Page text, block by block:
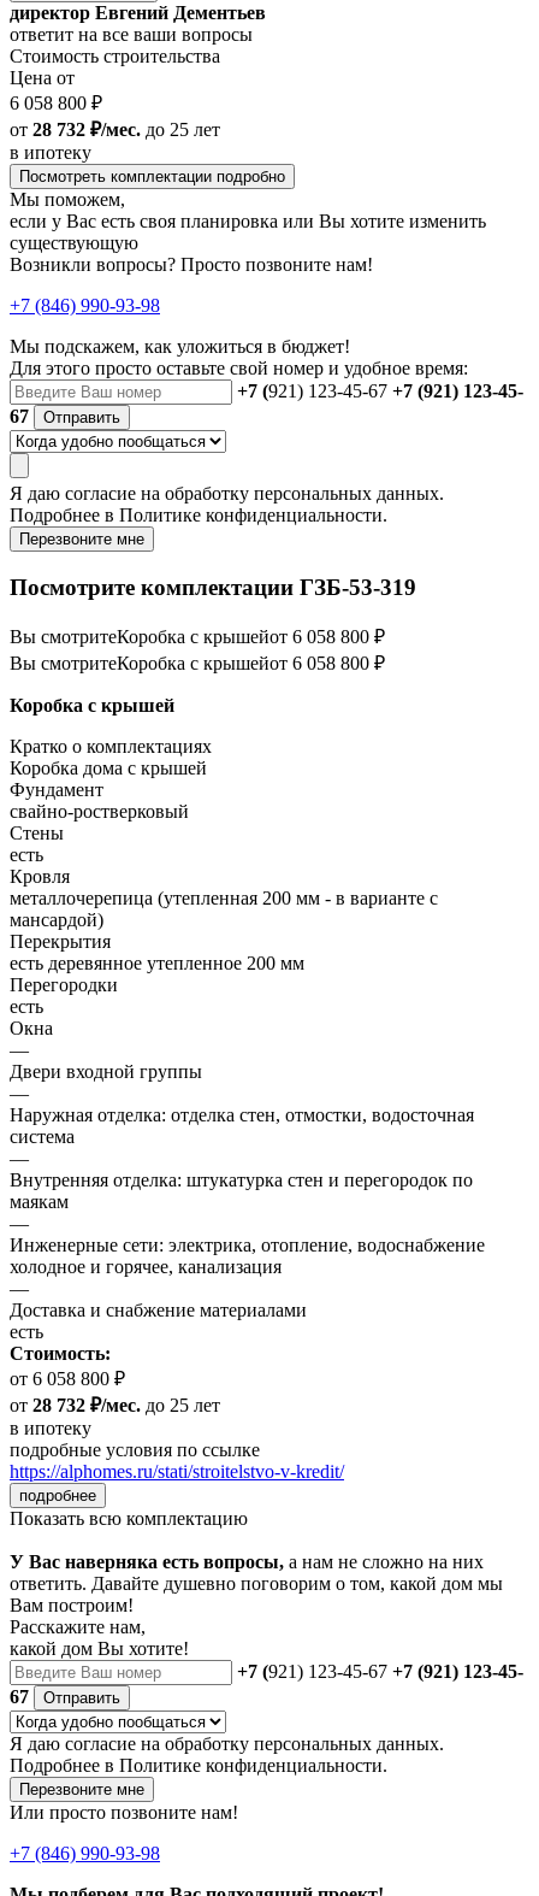
директор Евгений Дементьев
ответит на все ваши вопросы
Стоимость строительства
Цена от
6 058 800 ₽
от 28 732 ₽/мес. до 25 лет
в ипотеку
Посмотреть комплектации подробно
Мы поможем,
если у Вас есть своя планировка или Вы хотите изменить
существующую
Возникли вопросы? Просто позвоните нам!
+7 (846) 990-93-98
Мы подскажем, как уложиться в бюджет!
Для этого просто оставьте свой номер и удобное время:
+7 (921) 123-45-67 +7 (921) 123-45-
67
Отправить
Я даю согласие на обработку персональных данных.
Подробнее в Политике конфиденциальности.
Перезвоните мне
Посмотрите комплектации ГЗБ-53-319
Вы смотритеКоробка с крышейот 6 058 800 ₽
Вы смотритеКоробка с крышейот 6 058 800 ₽
Коробка с крышей
Кратко о комплектациях
Коробка дома с крышей
Фундамент
свайно-ростверковый
Стены
есть
Кровля
металлочерепица (утепленная 200 мм - в варианте с
мансардой)
Перекрытия
есть деревянное утепленное 200 мм
Перегородки
есть
Окна
—
Двери входной группы
—
Наружная отделка: отделка стен, отмостки, водосточная
система
—
Внутренняя отделка: штукатурка стен и перегородок по
маякам
—
Инженерные сети: электрика, отопление, водоснабжение
холодное и горячее, канализация
—
Доставка и снабжение материалами
есть
Стоимость:
от 6 058 800 ₽
от 28 732 ₽/мес. до 25 лет
в ипотеку
подробные условия по ссылке
https://alphomes.ru/stati/stroitelstvo-v-kredit/
подробнее
Показать всю комплектацию
У Вас наверняка есть вопросы, а нам не сложно на них
ответить. Давайте душевно поговорим о том, какой дом мы
Вам построим!
Расскажите нам,
какой дом Вы хотите!
+7 (921) 123-45-67 +7 (921) 123-45-
67
Отправить
Я даю согласие на обработку персональных данных.
Подробнее в Политике конфиденциальности.
Перезвоните мне
Или просто позвоните нам!
+7 (846) 990-93-98